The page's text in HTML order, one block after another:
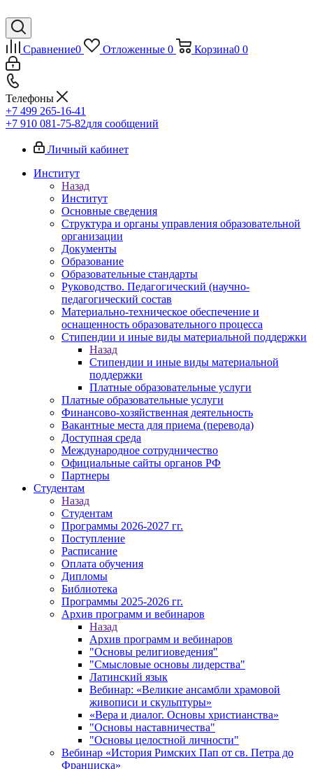
Сравнение0 Отложенные 0 Корзина0 0
Телефоны
+7 499 265-16-41
+7 910 081-75-82для сообщений
Личный кабинет
Институт
Назад
Институт
Основные сведения
Структура и органы управления образовательной
организации
Документы
Образование
Образовательные стандарты
Руководство. Педагогический (научно-
педагогический состав
Материально-техническое обеспечение и
оснащенность образовательного процесса
Стипендии и иные виды материальной поддержки
Назад
Стипендии и иные виды материальной
поддержки
Платные образовательные услуги
Платные образовательные услуги
Финансово-хозяйственная деятельность
Вакантные места для приема (перевода)
Доступная среда
Международное сотрудничество
Официальные сайты органов РФ
Партнеры
Студентам
Назад
Студентам
Программы 2026-2027 гг.
Поступление
Расписание
Оплата обучения
Дипломы
Библиотека
Программы 2025-2026 гг.
Архив программ и вебинаров
Назад
Архив программ и вебинаров
"Основы религиоведения"
"Смысловые основы лидерства"
Латинский язык
Вебинар: «Великие ансамбли храмовой
живописи и скульптуры»
«Вера и диалог. Основы христианства»
"Основы наставничества"
"Основы целостной личности"
Вебинар «История Римских Пап от св. Петра до
Франциска»